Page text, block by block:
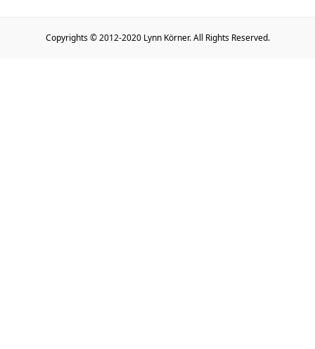
Copyrights © 2012-2020 Lynn Körner. All Rights Reserved.